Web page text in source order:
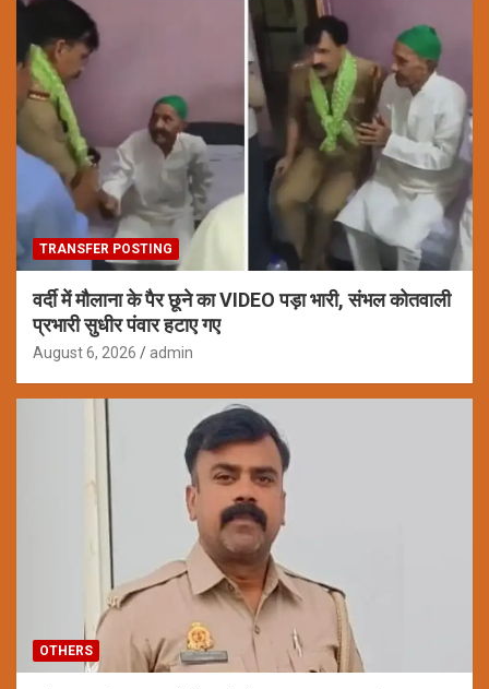
TRANSFER POSTING
वर्दी में मौलाना के पैर छूने का VIDEO पड़ा भारी, संभल कोतवाली
प्रभारी सुधीर पंवार हटाए गए
August 6, 2026 admin
OTHERS